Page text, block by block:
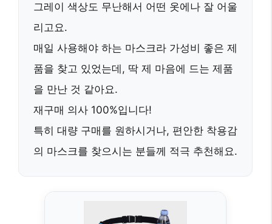
그레이 색상도 무난해서 어떤 옷에나 잘 어울
리고요.
매일 사용해야 하는 마스크라 가성비 좋은 제
품을 찾고 있었는데, 딱 제 마음에 드는 제품
을 만난 것 같아요.
재구매 의사 100%입니다!
특히 대량 구매 를 원하시거나, 편안한 착용감
의 마스크를 찾으시는 분들께 적극 추천해요.